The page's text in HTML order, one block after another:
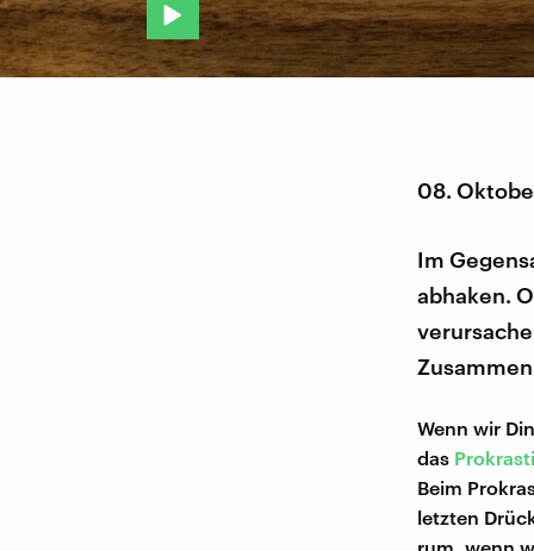
08.
Im
abhaken.
Wenn wir
das
Beim
letzten